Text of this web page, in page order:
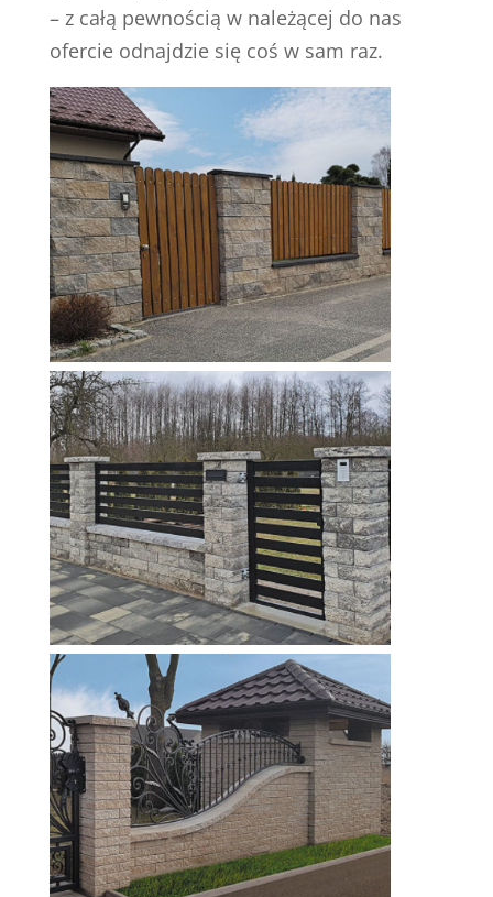
– z całą pewnością w należącej do nas
ofercie odnajdzie się coś w sam raz.